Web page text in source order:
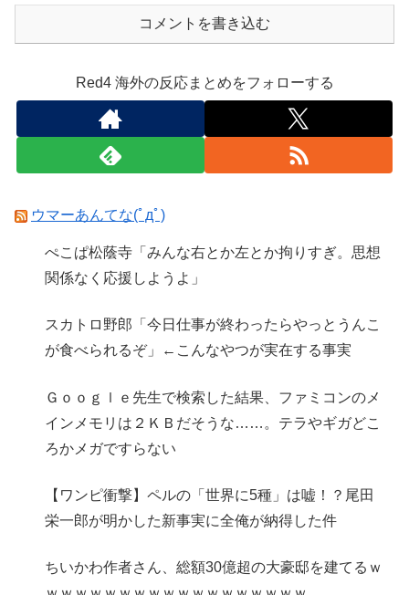
コメントを書き込む
Red4 海外の反応まとめをフォローする
ウマーあんてな(ﾟдﾟ)
ぺこぱ松蔭寺「みんな右とか左とか拘りすぎ。思想
関係なく応援しようよ」
スカトロ野郎「今日仕事が終わったらやっとうんこ
が食べられるぞ」←こんなやつが実在する事実
Ｇｏｏｇｌｅ先生で検索した結果、ファミコンのメ
インメモリは２ＫＢだそうな……。テラやギガどこ
ろかメガですらない
【ワンピ衝撃】ペルの「世界に5種」は嘘！？尾田
栄一郎が明かした新事実に全俺が納得した件
ちいかわ作者さん、総額30億超の大豪邸を建てるｗ